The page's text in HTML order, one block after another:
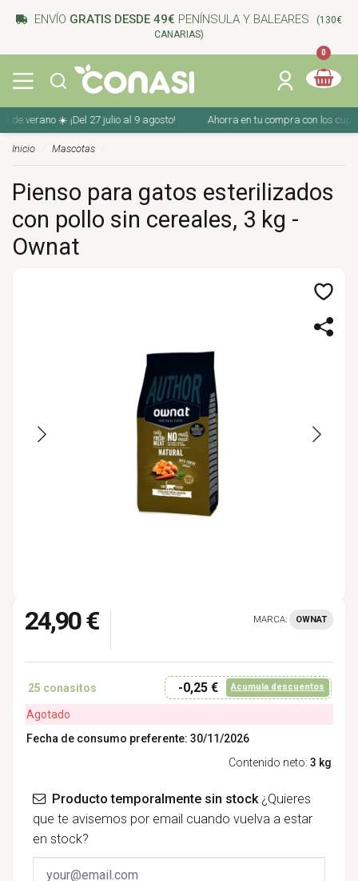
ENVÍO GRATIS DESDE 49€ PENÍNSULA Y BALEARES
(130€
CANARIAS)
0
verano ☀️ ¡Del 27 julio al 9 agosto! Ahorra en tu compra con los
Inicio Mascotas
Pienso para gatos esterilizados
con pollo sin cereales, 3 kg -
Ownat
24,90 € MARCA: OWNAT
25 conasitos -0,25 € Acumula descuentos
Agotado
Fecha de consumo preferente: 30/11/2026
Contenido neto: 3 kg
Producto temporalmente sin stock¿Quieres
que te avisemos por email cuando vuelva a estar
en stock?